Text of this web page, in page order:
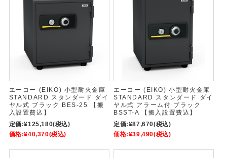
エーコー (EIKO) 小型耐火金庫
STANDARD スタンダード ダイ
ヤル式 ブラック BES-25 【搬
入設置費込】
定価:¥125,180(税込)
価格:¥40,370(税込)
エーコー (EIKO) 小型耐火金庫
STANDARD スタンダード ダイ
ヤル式 アラーム付 ブラック
BSST-A 【搬入設置費込】
定価:¥87,670(税込)
価格:¥39,490(税込)